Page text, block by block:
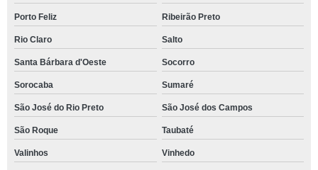
Porto Feliz Ribeirão Preto
Rio Claro Salto
Santa Bárbara d'Oeste Socorro
Sorocaba Sumaré
São José do Rio Preto São José dos Campos
São Roque Taubaté
Valinhos Vinhedo